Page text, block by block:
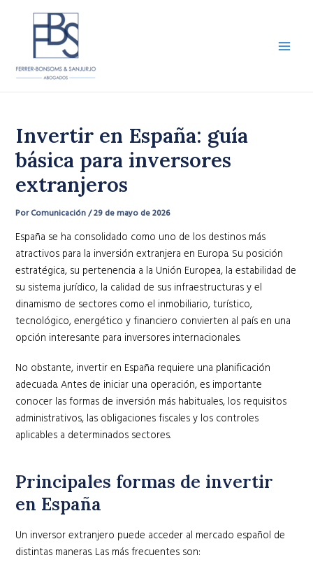
contenido
Invertir en España: guía
básica para inversores
extranjeros
PorComunicación/29 de mayo de 2026
España se ha consolidado como uno de los destinos más
atractivos para la inversión extranjera en Europa. Su posición
estratégica, su pertenencia a la Unión Europea, la estabilidad de
su sistema jurídico, la calidad de sus infraestructuras y el
dinamismo de sectores como el inmobiliario, turístico,
tecnológico, energético y financiero convierten al país en una
opción interesante para inversores internacionales.
No obstante, invertir en España requiere una planificación
adecuada. Antes de iniciar una operación, es importante
conocer las formas de inversión más habituales, los requisitos
administrativos, las obligaciones fiscales y los controles
aplicables a determinados sectores.
Principales formas de invertir
en España
Un inversor extranjero puede acceder al mercado español de
distintas maneras. Las más frecuentes son: